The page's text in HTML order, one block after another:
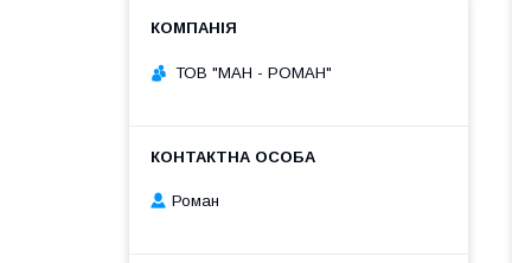
ТОВ "МАН - РОМАН"
Роман